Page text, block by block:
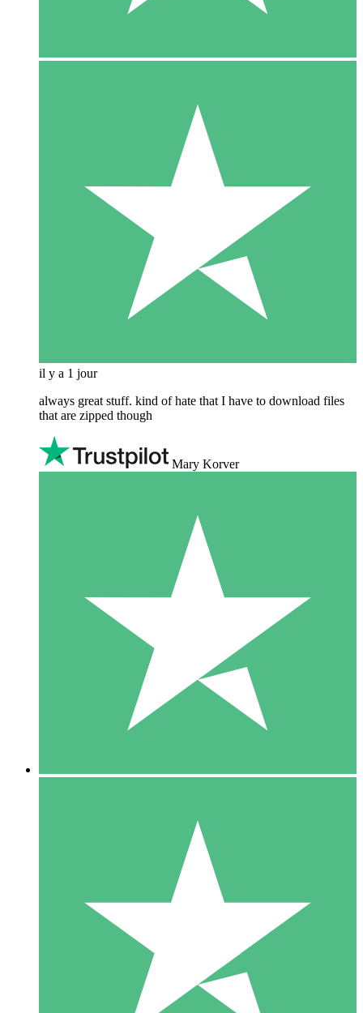
il y a 1 jour
always great stuff. kind of hate that I have to download files
that are zipped though
Mary Korver